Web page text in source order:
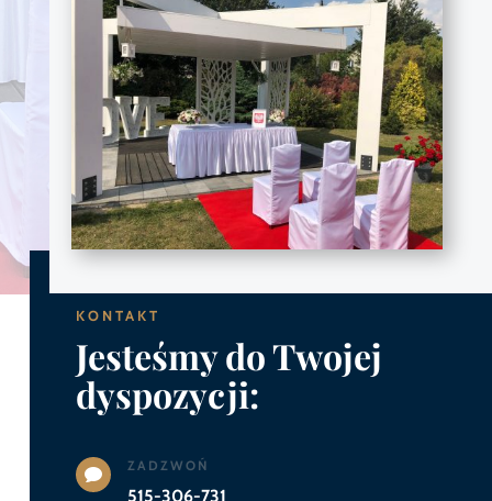
KONTAKT
Jesteśmy do Twojej
dyspozycji:

ZADZWOŃ
515-306-731